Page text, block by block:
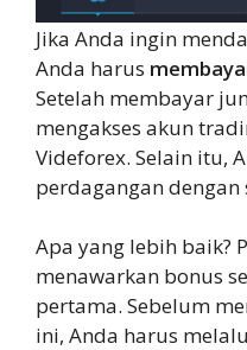
Jika Anda ingin
Anda harus
Setelah membayar
mengakses akun
Videforex. Selain itu,
perdagangan dengan
Apa yang lebih baik?
menawarkan bonus
pertama. Sebelum
ini, Anda harus